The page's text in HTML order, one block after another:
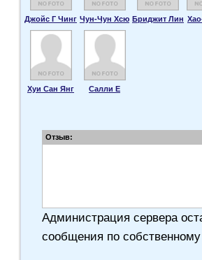
Джойс Г Чинг Чун-Чун Хсю Бриджит Лин
Хуи Сан Янг Салли Е
Отзыв:
Администрация сервера
сообщения по